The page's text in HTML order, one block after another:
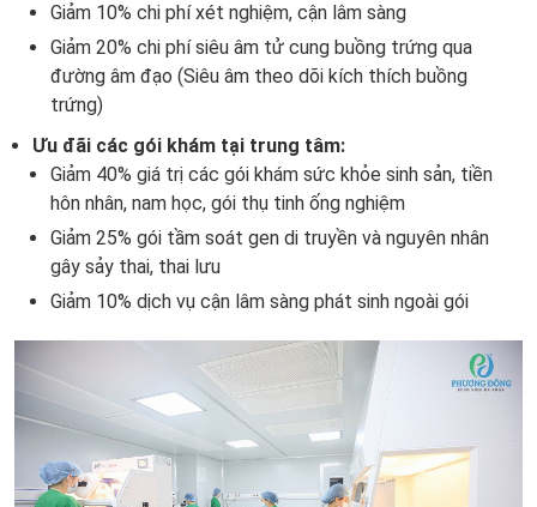
Giảm 10% chi phí xét nghiệm, cận lâm sàng
Giảm 20% chi phí siêu âm tử cung buồng trứng qua
đường âm đạo (Siêu âm theo dõi kích thích buồng
trứng)
Ưu đãi các gói khám tại trung tâm:
Giảm 40% giá trị các gói khám sức khỏe sinh sản, tiền
hôn nhân, nam học, gói thụ tinh ống nghiệm
Giảm 25% gói tầm soát gen di truyền và nguyên nhân
gây sảy thai, thai lưu
Giảm 10% dịch vụ cận lâm sàng phát sinh ngoài gói